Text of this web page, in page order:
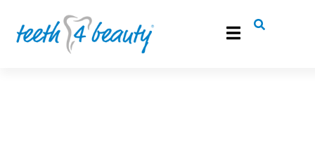
info@teeth4beauty.de
Roemonder Straße 386, 52072 Aachen